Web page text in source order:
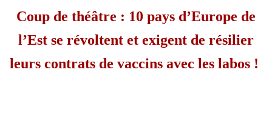
Coup de théâtre : 10 pays d’Europe de
l’Est se révoltent et exigent de résilier
leurs contrats de vaccins avec les labos !